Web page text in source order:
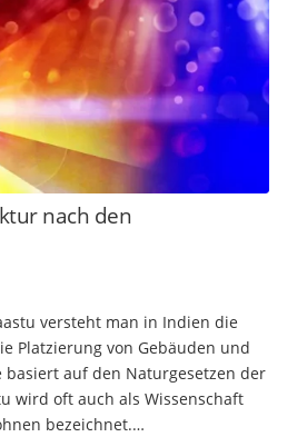
nach den
versteht man in Indien die
Platzierung von Gebäuden und
basiert auf den Naturgesetzen der
wird oft auch als Wissenschaft
bezeichnet.…